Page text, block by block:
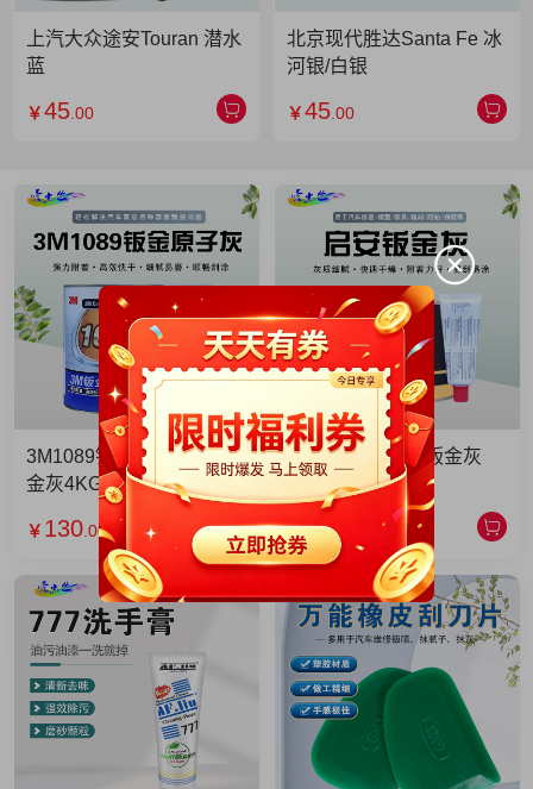
上汽大众途安Touran 潜水
蓝
￥45 .00
北京现代胜达Santa Fe 冰
河银/白银
￥45 .00
3M1089钣金灰 3M1089钣
金灰4KG 单罐
￥ 130 .00
启安钣金灰 启安钣金灰
2KG 单罐
￥49.90